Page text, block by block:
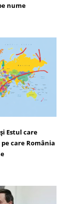
nume
Estul care
care România